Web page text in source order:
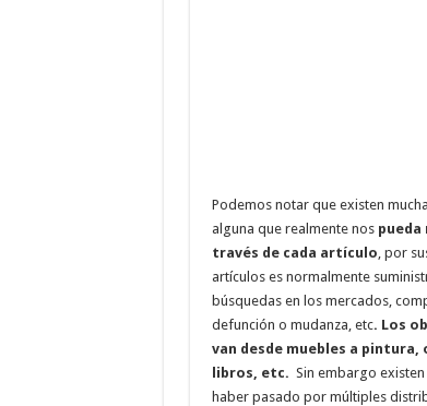
Podemos notar que existen
alguna que realmente nos
través de cada artículo, por
artículos es normalmente
búsquedas en los mercados,
defunción o mudanza, etc. Los
van desde muebles a
libros, etc. Sin embargo
haber pasado por múltiples